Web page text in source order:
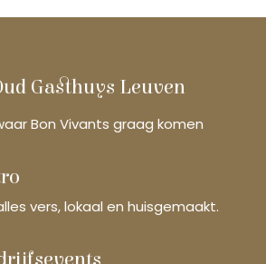
Gasthuys Leuven
Bon Vivants graag komen
vers, lokaal en huisgemaakt.